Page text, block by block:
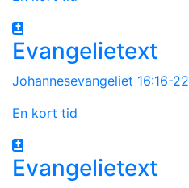
Evangelietext
Johannesevangeliet 16:16-22
En kort tid
Evangelietext